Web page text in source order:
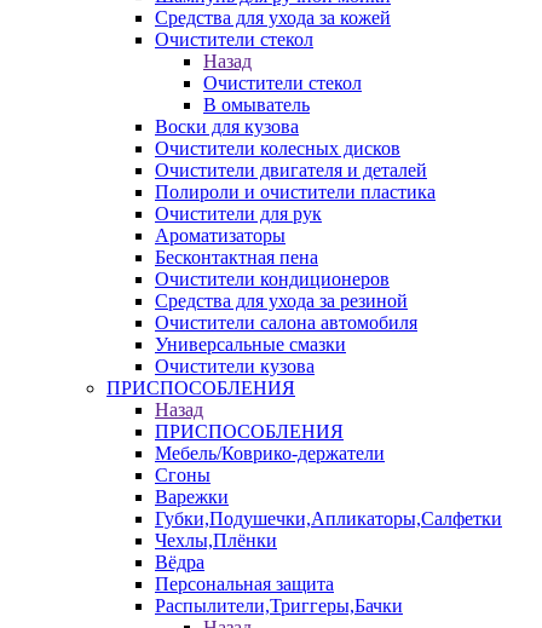
Средства для ухода за кожей
Очистители стекол
Назад
Очистители стекол
В омыватель
Воски для кузова
Очистители колесных дисков
Очистители двигателя и деталей
Полироли и очистители пластика
Очистители для рук
Ароматизаторы
Бесконтактная пена
Очистители кондиционеров
Средства для ухода за резиной
Очистители салона автомобиля
Универсальные смазки
Очистители кузова
ПРИСПОСОБЛЕНИЯ
Назад
ПРИСПОСОБЛЕНИЯ
Мебель/Коврико-держатели
Сгоны
Варежки
Губки,Подушечки,Апликаторы,Салфетки
Чехлы,Плёнки
Вёдра
Персональная защита
Распылители,Триггеры,Бачки